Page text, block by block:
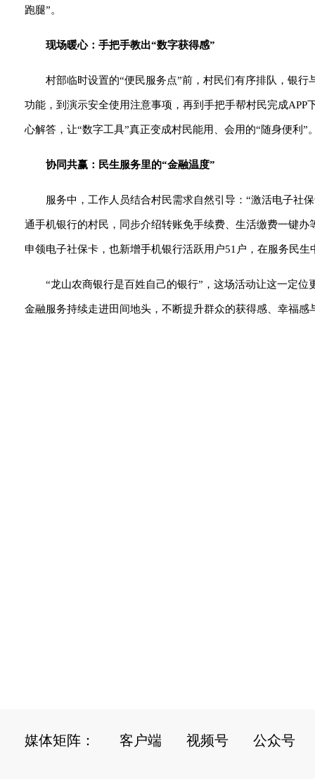
跑腿”。
现场暖心：手把手教出“数字获得感”
村部临时设置的“便民服务点”前，村民们有序排队，银
功能，到演示安全使用注意事项，再到手把手帮村民完成
心解答，让“数字工具”真正变成村民能用、会用的“随身便利”
协同共赢：民生服务里的“金融温度”
服务中，工作人员结合村民需求自然引导：“激活电子社
通手机银行的村民，同步介绍转账免手续费、生活缴费一键
申领电子社保卡，也新增手机银行活跃用户51户，在服务民生
“龙山农商银行是百姓自己的银行”，这场活动让这一定
金融服务持续走进田间地头，不断提升群众的获得感、幸福感
媒体矩阵： 客户端 视频号 公众号